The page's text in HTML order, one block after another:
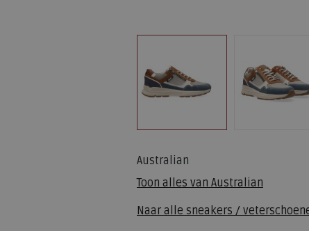
Australian
Toon alles van Australian
Naar alle sneakers /